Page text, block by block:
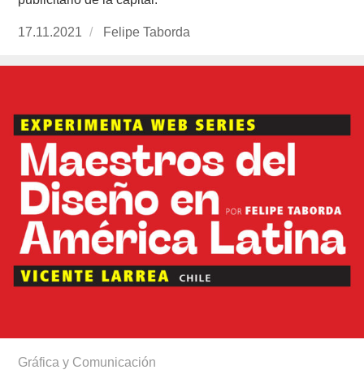
Publicado
17.11.2021
https://www.experimenta.es/author/felipe-
Felipe Taborda
Gráfica y Comunicación